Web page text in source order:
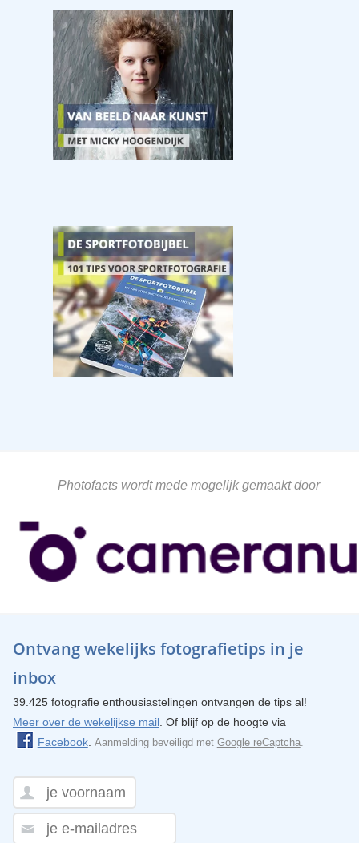
Photofacts wordt mede mogelijk gemaakt door
Ontvang wekelijks fotografietips in je
inbox
39.425 fotografie enthousiastelingen ontvangen de tips al!
Meer over de wekelijkse mail. Of blijf op de hoogte via
Facebook. Aanmelding beveiligd met Google reCaptcha.